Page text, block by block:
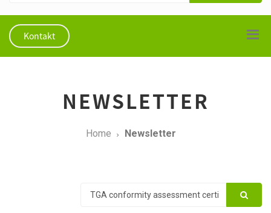
Kontakt
NEWSLETTER
Home Newsletter